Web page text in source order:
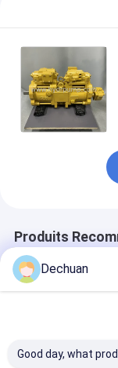
Produits
Dechuan
Good day, what